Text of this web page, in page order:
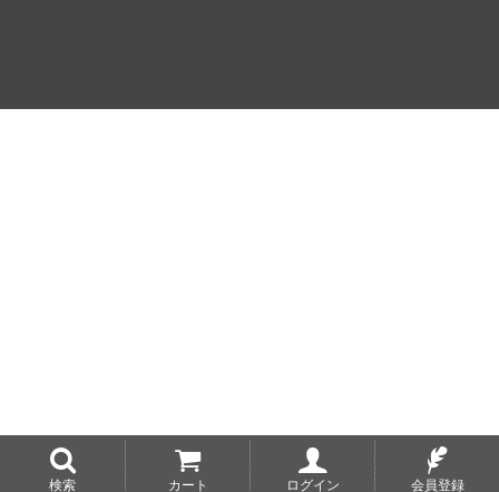
検索 カート ログイン 会員登録